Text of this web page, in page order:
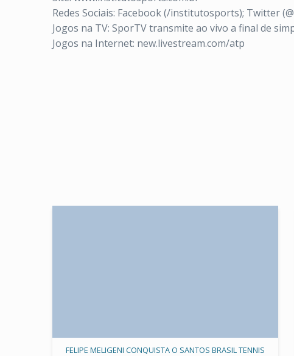
Redes Sociais: Facebook (/institutosports); Twitter
Jogos na TV: SporTV transmite ao vivo a final de
Jogos na Internet: new.livestream.com/atp
FELIPE MELIGENI CONQUISTA O SANTOS BRASIL TENNIS